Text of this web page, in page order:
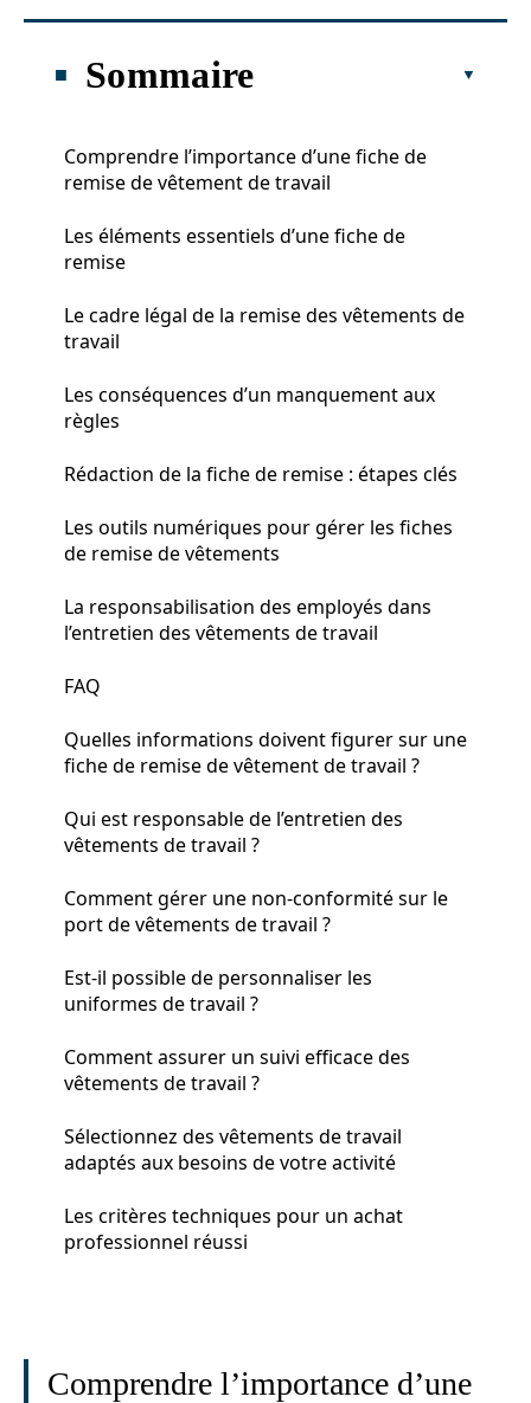
Sommaire
Comprendre l’importance d’une fiche de
remise de vêtement de travail
Les éléments essentiels d’une fiche de
remise
Le cadre légal de la remise des vêtements de
travail
Les conséquences d’un manquement aux
règles
Rédaction de la fiche de remise : étapes clés
Les outils numériques pour gérer les fiches
de remise de vêtements
La responsabilisation des employés dans
l’entretien des vêtements de travail
FAQ
Quelles informations doivent figurer sur une
fiche de remise de vêtement de travail ?
Qui est responsable de l’entretien des
vêtements de travail ?
Comment gérer une non-conformité sur le
port de vêtements de travail ?
Est-il possible de personnaliser les
uniformes de travail ?
Comment assurer un suivi efficace des
vêtements de travail ?
Sélectionnez des vêtements de travail
adaptés aux besoins de votre activité
Les critères techniques pour un achat
professionnel réussi
Comprendre l’importance d’une